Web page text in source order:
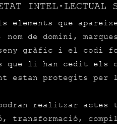
INTEL·LECTUAL
elements que
nom de domini,
gràfic i el codi
que li han cedit els
estan protegits per
realitzar
transformació,